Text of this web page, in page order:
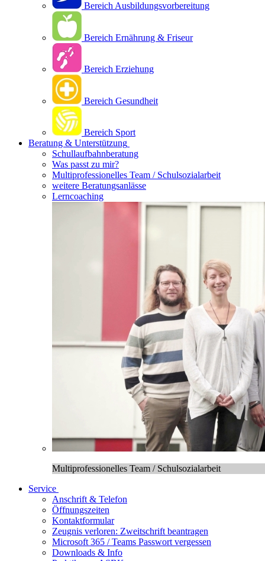
Bereich Ausbildungsvorbereitung
Bereich Ernährung & Friseur
Bereich Erziehung
Bereich Gesundheit
Bereich Sport
Beratung & Unterstützung
Schullaufbahnberatung
Was passt zu mir?
Multipro­fessionelles Team / Schulsozialarbeit
weitere Beratungsanlässe
Lerncoaching
Multiprofessionelles Team / Schulsozialarbeit
Service
Anschrift & Telefon
Öffnungszeiten
Kontaktformular
Zeugnis verloren: Zweitschrift beantragen
Microsoft 365 / Teams Passwort vergessen
Downloads & Info